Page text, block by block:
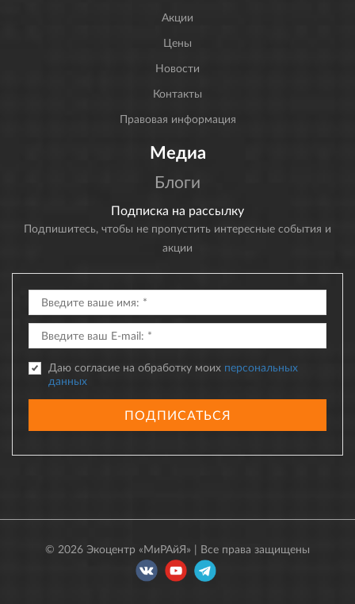
Акции
Цены
Новости
Контакты
Правовая информация
Медиа
Блоги
Подписка на рассылку
Подпишитесь, чтобы не пропустить интересные события и
акции
Даю согласие на обработку моих персональных
данных
ПОДПИСАТЬСЯ
© 2026 Экоцентр «МиРАйЯ» | Все права защищены